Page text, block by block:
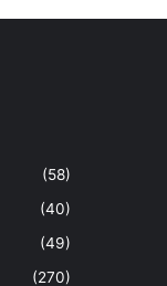
(58)
(40)
(49)
(270)